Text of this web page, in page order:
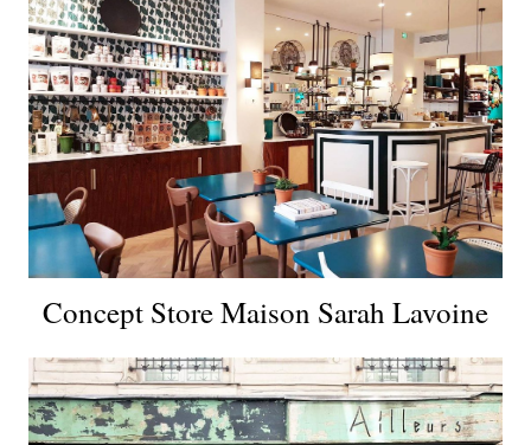
Concept Store Maison Sarah Lavoine